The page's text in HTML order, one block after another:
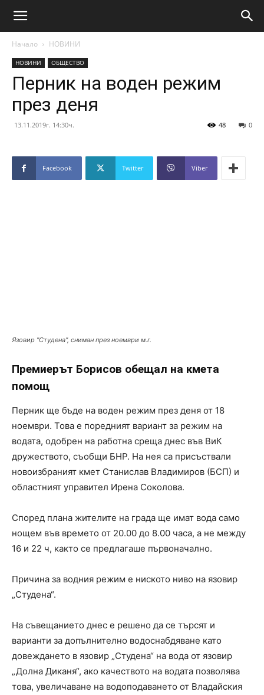
Начало НОВИНИ
НОВИНИ ОБЩЕСТВО
Перник на воден режим
през деня
13.11.2019г. 14:30ч. 0
48
Facebook Twitter Viber
Язовир "Студена", сниман през ноември м.г.
Премиерът Борисов обещал на кмета
помощ
Перник ще бъде на воден режим през деня от 18
ноември. Това е поредният вариант за режим на
водата, одобрен на работна среща днес във ВиК
дружеството, съобщи БНР. На нея са присъствали
новоизбраният кмет Станислав Владимиров (БСП) и
областният управител Ирена Соколова.
Според плана жителите на града ще имат вода само
нощем във времето от 20.00 до 8.00 часа, а не между
16 и 22 ч, както се предлагаше първоначално.
Причина за водния режим е ниското ниво на язовир
„Студена“.
На съвещанието днес е решено да се търсят и
варианти за допълнително водоснабдяване като
довеждането в язовир „Студена“ на вода от язовир
„Долна Диканя“, ако качеството на водата позволява
това, увеличаване на водоподаването от Владайския